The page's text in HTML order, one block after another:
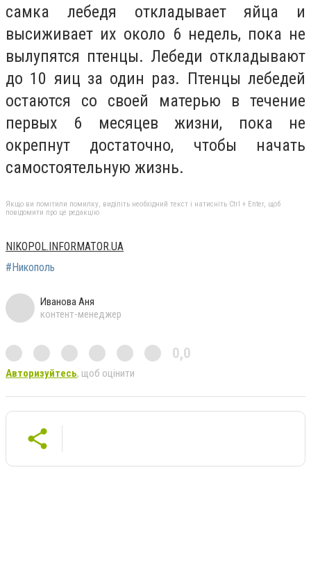
самка лебедя откладывает яйца и
высиживает их около 6 недель, пока не
вылупятся птенцы. Лебеди откладывают
до 10 яиц за один раз. Птенцы лебедей
остаются со своей матерью в течение
первых 6 месяцев жизни, пока не
окрепнут достаточно, чтобы начать
самостоятельную жизнь.
Якщо ви помітили помилку, виділіть необхідний текст і натисніть Ctrl + Enter, щоб
повідомити про це редакцію
NIKOPOL.INFORMATOR.UA
#Никополь
Иванова Аня
контент-менеджер
0,0
Авторизуйтесь, щоб оцінити